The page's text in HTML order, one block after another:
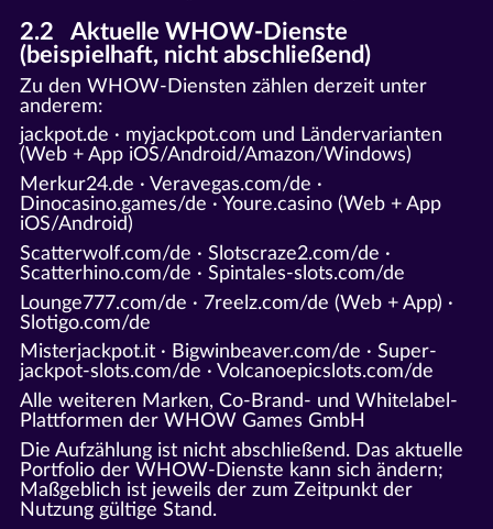
2.2 Aktuelle WHOW-Dienste
(beispielhaft, nicht abschließend)
Zu den WHOW-Diensten zählen derzeit unter
anderem:
jackpot.de · myjackpot.com und Ländervarianten
(Web + App iOS/Android/Amazon/Windows)
Merkur24.de · Veravegas.com/de ·
Dinocasino.games/de · Youre.casino (Web + App
iOS/Android)
Scatterwolf.com/de · Slotscraze2.com/de ·
Scatterhino.com/de · Spintales-slots.com/de
Lounge777.com/de · 7reelz.com/de (Web + App) ·
Slotigo.com/de
Misterjackpot.it · Bigwinbeaver.com/de · Super-
jackpot-slots.com/de · Volcanoepicslots.com/de
Alle weiteren Marken, Co-Brand- und Whitelabel-
Plattformen der WHOW Games GmbH
Die Aufzählung ist nicht abschließend. Das aktuelle
Portfolio der WHOW-Dienste kann sich ändern;
Maßgeblich ist jeweils der zum Zeitpunkt der
Nutzung gültige Stand.